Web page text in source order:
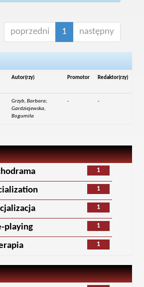
poprzedni 1 następny
Autor(rzy) Promotor Redaktor(rzy)
Grzyb, Barbara;
Gardziejewska,
Bogumiła
- -
1
1
1
1
playing
1